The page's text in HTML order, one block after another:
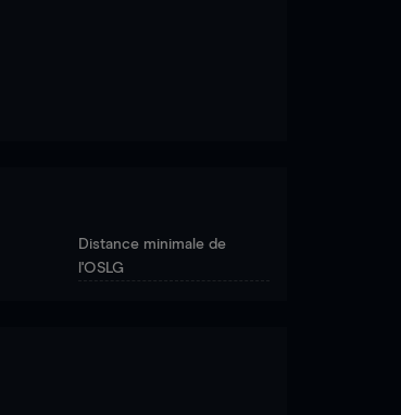
Distance minimale de
l'OSLG